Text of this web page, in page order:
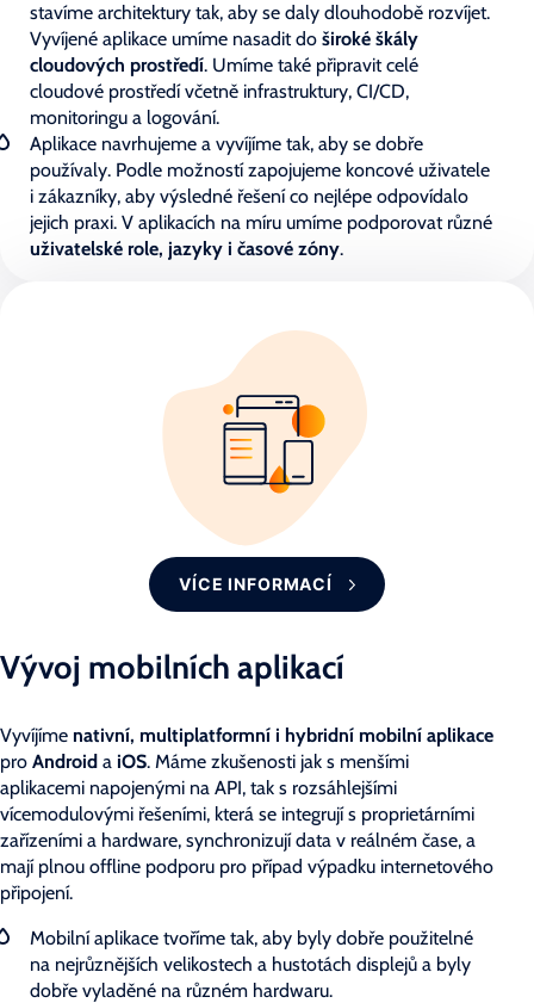
stavíme architektury tak, aby se daly dlouhodobě rozvíjet.
Vyvíjené aplikace umíme nasadit do široké škály
cloudových prostředí. Umíme také připravit celé
cloudové prostředí včetně infrastruktury, CI/CD,
monitoringu a logování.
Aplikace navrhujeme a vyvíjíme tak, aby se dobře
používaly. Podle možností zapojujeme koncové uživatele
i zákazníky, aby výsledné řešení co nejlépe odpovídalo
jejich praxi. V aplikacích na míru umíme podporovat různé
uživatelské role, jazyky i časové zóny.
VÍCE INFORMACÍ
Vývoj mobilních aplikací
Vyvíjíme nativní, multiplatformní i hybridní mobilní aplikace
pro Android a iOS. Máme zkušenosti jak s menšími
aplikacemi napojenými na API, tak s rozsáhlejšími
vícemodulovými řešeními, která se integrují s proprietárními
zařízeními a hardware, synchronizují data v reálném čase, a
mají plnou offline podporu pro případ výpadku internetového
připojení.
Mobilní aplikace tvoříme tak, aby byly dobře použitelné
na nejrůznějších velikostech a hustotách displejů a byly
dobře vyladěné na různém hardwaru.